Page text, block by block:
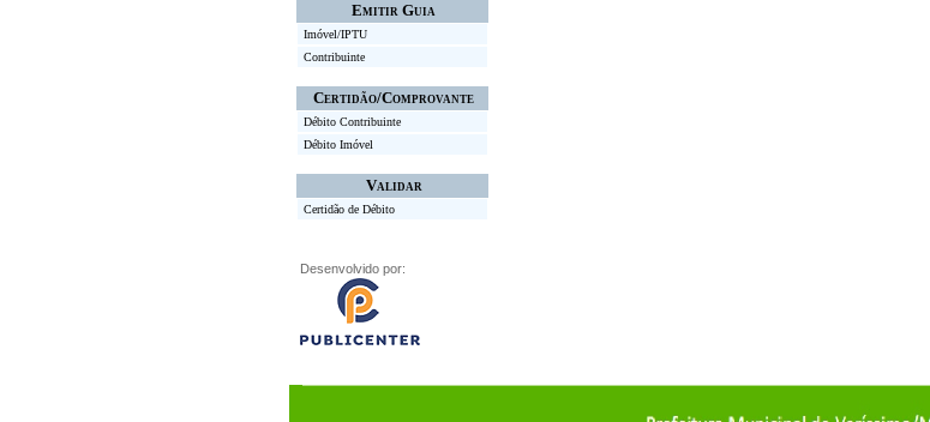
Emitir Guia
Imóvel/IPTU
Contribuinte
Certidão/Comprovante
Débito Contribuinte
Débito Imóvel
Validar
Certidão de Débito
Desenvolvido por: